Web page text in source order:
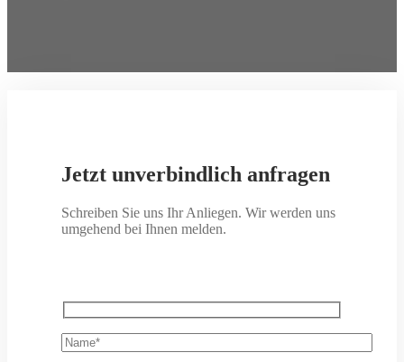
Jetzt unverbindlich anfragen
Schreiben Sie uns Ihr Anliegen. Wir werden uns
umgehend bei Ihnen melden.